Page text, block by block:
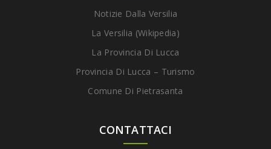
Notizie Dalla Versilia
La Versilia (Wikipedia)
La Provincia Di Lucca
Provincia Di Lucca – Turismo
Comune Di Pietrasanta
CONTATTACI